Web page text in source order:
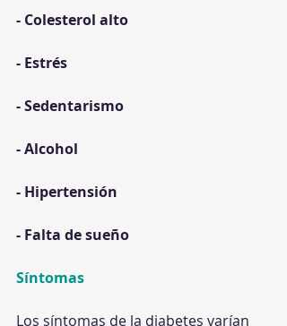
- Colesterol alto
- Estrés
- Sedentarismo
- Alcohol
- Hipertensión
- Falta de sueño
Síntomas
Los síntomas de la diabetes varían